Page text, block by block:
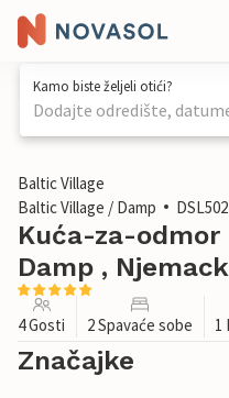
Kamo biste željeli otići?
Dodajte odredište,
1 / 13
Baltic Village
Baltic Village / Damp
DSL502
Kuća-za-
Damp ,
4 Gosti 2 Spavaće sobe 1
Značajke